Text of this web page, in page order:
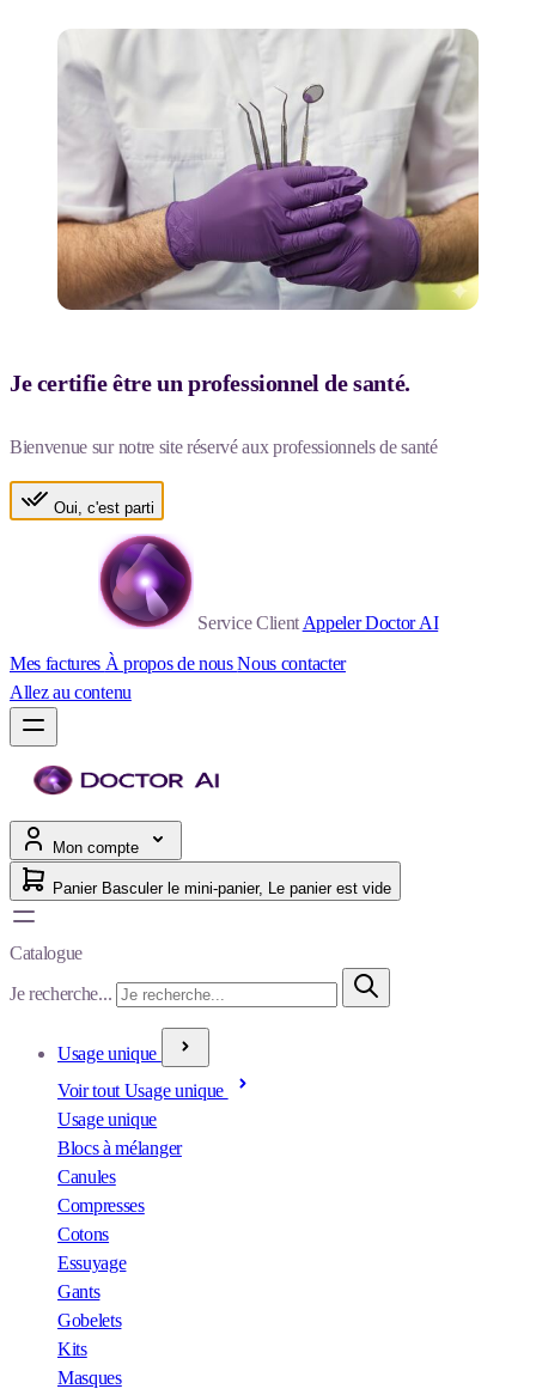
Je certifie être un professionnel de santé.
Bienvenue sur notre site réservé aux professionnels de santé
Oui, c'est parti
Service Client Appeler Doctor AI
Mes factures À propos de nousNous contacter
Allez au contenu
Mon compte
Panier Basculer le mini-panier, Le panier est vide
Catalogue
Je recherche...
Usage unique
Voir tout Usage unique
Usage unique
Blocs à mélanger
Canules
Compresses
Cotons
Essuyage
Gants
Gobelets
Kits
Masques